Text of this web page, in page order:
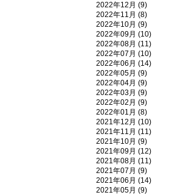
2022年12月 (9)
2022年11月 (8)
2022年10月 (9)
2022年09月 (10)
2022年08月 (11)
2022年07月 (10)
2022年06月 (14)
2022年05月 (9)
2022年04月 (9)
2022年03月 (9)
2022年02月 (9)
2022年01月 (8)
2021年12月 (10)
2021年11月 (11)
2021年10月 (9)
2021年09月 (12)
2021年08月 (11)
2021年07月 (9)
2021年06月 (14)
2021年05月 (9)